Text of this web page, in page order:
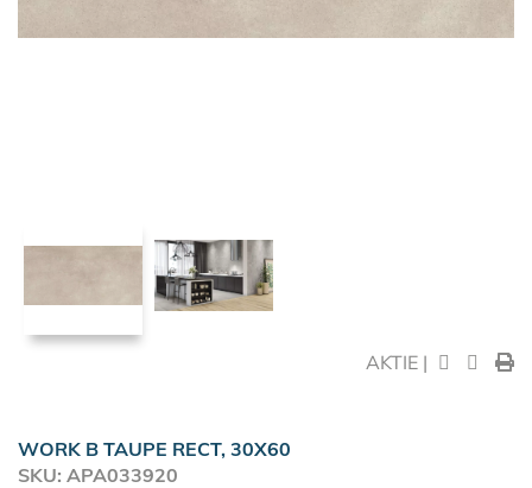
AKTIE |
WORK B TAUPE RECT, 30X60
SKU: APA033920